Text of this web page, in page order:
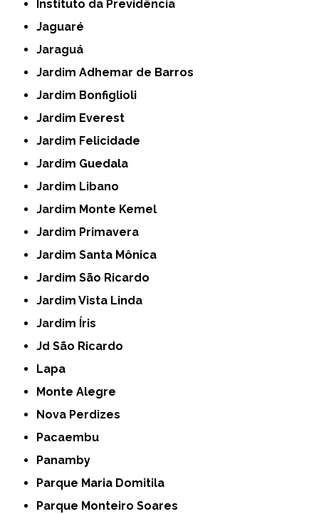
Instituto da Previdência
Jaguaré
Jaraguá
Jardim Adhemar de Barros
Jardim Bonfiglioli
Jardim Everest
Jardim Felicidade
Jardim Guedala
Jardim Libano
Jardim Monte Kemel
Jardim Primavera
Jardim Santa Mônica
Jardim São Ricardo
Jardim Vista Linda
Jardim Íris
Jd São Ricardo
Lapa
Monte Alegre
Nova Perdizes
Pacaembu
Panamby
Parque Maria Domitila
Parque Monteiro Soares